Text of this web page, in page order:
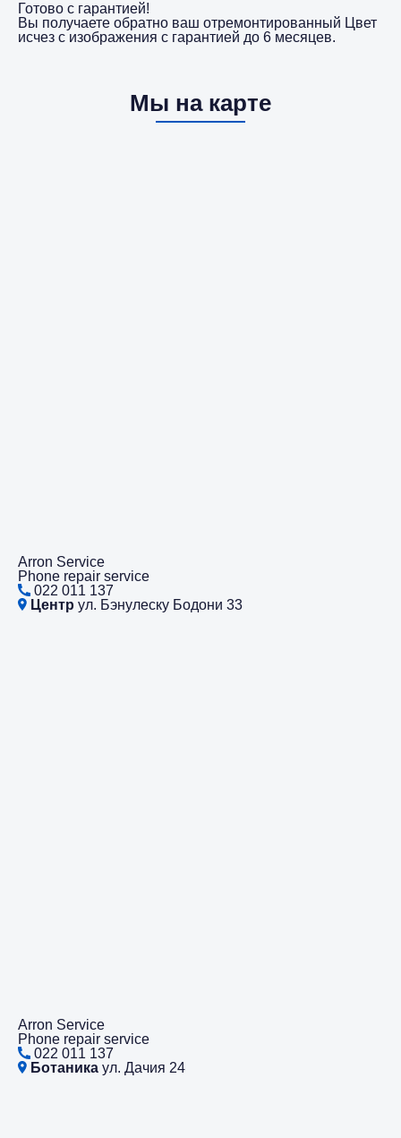
Готово с гарантией!
Вы получаете обратно ваш отремонтированный Цвет
исчез с изображения с гарантией до 6 месяцев.
Мы на карте
Arron Service
Phone repair service
022 011 137
Центр ул. Бэнулеску Бодони 33
Arron Service
Phone repair service
022 011 137
Ботаника ул. Дачия 24